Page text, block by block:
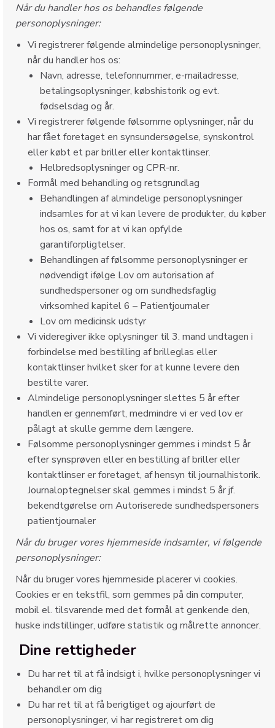
Når du handler hos os behandles følgende
personoplysninger:
Vi registrerer følgende almindelige personoplysninger,
når du handler hos os:
Navn, adresse, telefonnummer, e-mailadresse,
betalingsoplysninger, købshistorik og evt.
fødselsdag og år.
Vi registrerer følgende følsomme oplysninger, når du
har fået foretaget en synsundersøgelse, synskontrol
eller købt et par briller eller kontaktlinser.
Helbredsoplysninger og CPR-nr.
Formål med behandling og retsgrundlag
Behandlingen af almindelige personoplysninger
indsamles for at vi kan levere de produkter, du køber
hos os, samt for at vi kan opfylde
garantiforpligtelser.
Behandlingen af følsomme personoplysninger er
nødvendigt ifølge Lov om autorisation af
sundhedspersoner og om sundhedsfaglig
virksomhed kapitel 6 – Patientjournaler
Lov om medicinsk udstyr
Vi videregiver ikke oplysninger til 3. mand undtagen i
forbindelse med bestilling af brilleglas eller
kontaktlinser hvilket sker for at kunne levere den
bestilte varer.
Almindelige personoplysninger slettes 5 år efter
handlen er gennemført, medmindre vi er ved lov er
pålagt at skulle gemme dem længere.
Følsomme personoplysninger gemmes i mindst 5 år
efter synsprøven eller en bestilling af briller eller
kontaktlinser er foretaget, af hensyn til journalhistorik.
Journaloptegnelser skal gemmes i mindst 5 år jf.
bekendtgørelse om Autoriserede sundhedspersoners
patientjournaler
Når du bruger vores hjemmeside indsamler, vi følgende
personoplysninger:
Når du bruger vores hjemmeside placerer vi cookies.
Cookies er en tekstfil, som gemmes på din computer,
mobil el. tilsvarende med det formål at genkende den,
huske indstillinger, udføre statistik og målrette annoncer.
Dine rettigheder
Du har ret til at få indsigt i, hvilke personoplysninger vi
behandler om dig
Du har ret til at få berigtiget og ajourført de
personoplysninger, vi har registreret om dig